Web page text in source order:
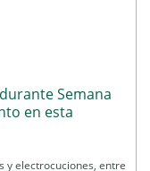
Semana
en esta
y electrocuciones, entre